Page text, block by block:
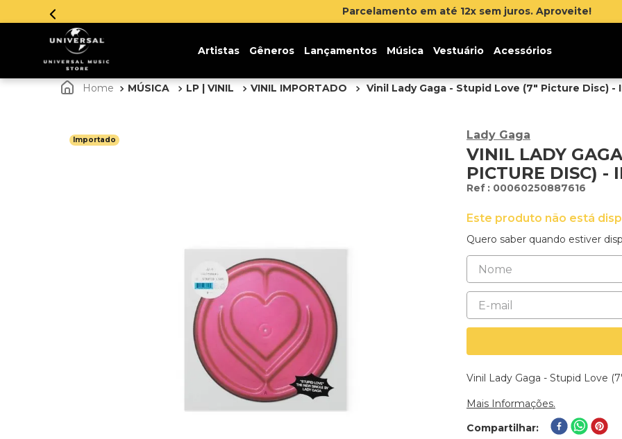
Parcelamento em até 12x sem juros. Aproveite!
Artistas Gêneros Lançamentos Música Vestuário Acessórios
MÚSICA LP | VINIL VINIL IMPORTADO Vinil Lady Gaga - Stupid Love (7" Picture Disc) -
Importado Lady Gaga
VINIL LADY
PICTURE DISC) -
: 00060250887616
Este produto não está
Quero saber quando estiver
Vinil Lady Gaga - Stupid Love
Mais Informações.
Compartilhar